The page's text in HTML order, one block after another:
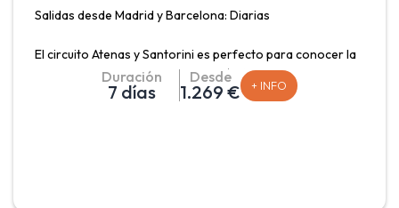
Salidas desde Madrid y Barcelona: Diarias
El circuito Atenas y Santorini es perfecto para conocer la
capital Griega y una de sus islas más famosas. Atenas una
de las ciudades habitadas más antiguas, con más de 3.000
Duración
7 días
Desde
1.269 € + INFO